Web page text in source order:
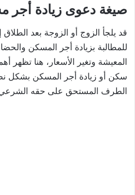
صيغة دعوى زيادة أجر
قد يلجأ الزوج أو الزوجة بعد
للمطالبة بزيادة أجر المسكن
المعيشة وتغير الأسعار، هنا تظهر
سكن أو زيادة أجر المسكن بشكل
الطرف المستحق على حقه الشرعي